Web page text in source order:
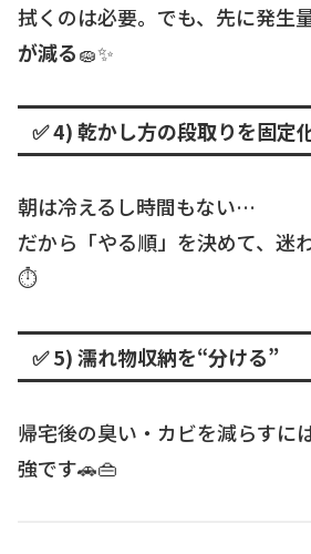
拭くのは必要。でも、先に発生
が減る🧽✨
✅ 4) 乾かし方の段取りを固定
朝は冷えるし時間もない…
だから「やる順」を決めて、迷
⏱️
✅ 5) 濡れ物収納を“分ける”
帰宅後の臭い・カビを減らすに
強です🚗👜